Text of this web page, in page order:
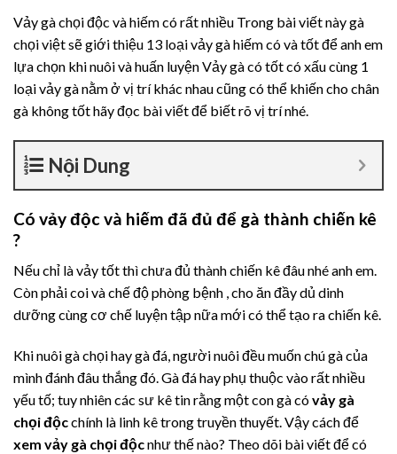
Vảy gà chọi độc và hiếm có rất nhiều Trong bài viết này gà
chọi việt sẽ giới thiệu 13 loại vảy gà hiếm có và tốt để anh em
lựa chọn khi nuôi và huấn luyện Vảy gà có tốt có xấu cùng 1
loại vảy gà nằm ở vị trí khác nhau cũng có thể khiến cho chân
gà không tốt hãy đọc bài viết để biết rõ vị trí nhé.
Nội Dung
Có vảy độc và hiếm đã đủ để gà thành chiến kê
?
Nếu chỉ là vảy tốt thì chưa đủ thành chiến kê đâu nhé anh em.
Còn phải coi và chế độ phòng bệnh , cho ăn đầy dủ dinh
dưỡng cùng cơ chế luyện tập nữa mới có thể tạo ra chiến kê.
Khi nuôi gà chọi hay gà đá, người nuôi đều muốn chú gà của
mình đánh đâu thắng đó. Gà đá hay phụ thuộc vào rất nhiều
yếu tố; tuy nhiên các sư kê tin rằng một con gà cóvảy gà
chọi độcchính là linh kê trong truyền thuyết. Vậy cách để
xem vảy gà chọi độcnhư thế nào? Theo dõi bài viết để có